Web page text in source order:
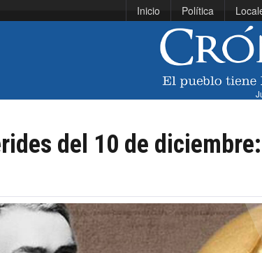
Inicio Política
del 10 de